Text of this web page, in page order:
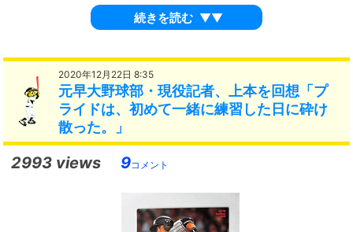
続きを読む ▼▼
2020年12月22日 8:35
元早大野球部・現役記者、上本を回想「プ
ライドは、初めて一緒に練習した日に砕け
散った。」
2993 views 9コメント